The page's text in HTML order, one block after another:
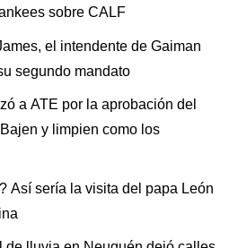
sobre CALF
el intendente de Gaiman
segundo mandato
a ATE por la aprobación del
y limpien como los
Así sería la visita del papa León